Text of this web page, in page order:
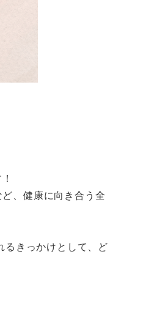
、健康に向き合う全
るきっかけとして、ど